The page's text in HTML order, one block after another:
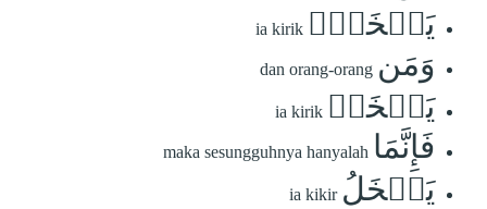
يَبۡخَلُۖ ia kirik
وَمَن dan orang-orang
يَبۡخَلۡ ia kirik
فَإِنَّمَا maka sesungguhnya hanyalah
يَبۡخَلُ ia kikir